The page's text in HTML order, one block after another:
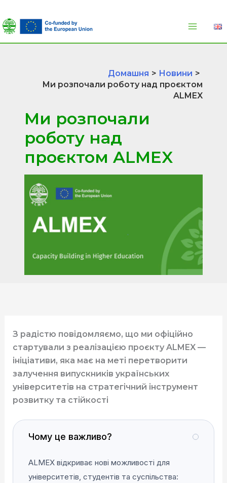
до
вмісту
Домашня
Новини
Ми розпочали роботу над проєктом
ALMEX
Ми розпочали
роботу над
проєктом ALMEX
З радістю повідомляємо, що ми офіційно
стартували з реалізацією проєктуALMEX—
ініціативи, яка має на меті перетворити
залучення випускників українських
університетів на стратегічний інструмент
розвитку та стійкості
Чому це важливо?
ALMEX відкриває нові можливості для
університетів, студентів та суспільства: